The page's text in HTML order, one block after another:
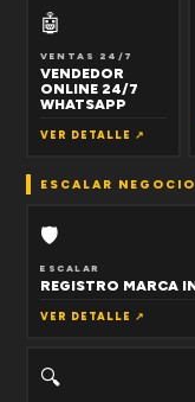
🤖
VENTAS 24/7
VENDEDOR
ONLINE 24/7
WHATSAPP
VER DETALLE ↗
ESCALAR NEGOCIO
🛡
ESCALAR
REGISTRO MARCA
VER DETALLE ↗
🔍